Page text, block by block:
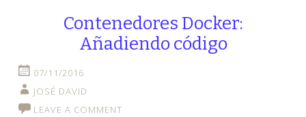
Contenedores Docker:
Añadiendo código
07/11/2016
JOSÉ DAVID
LEAVE A COMMENT